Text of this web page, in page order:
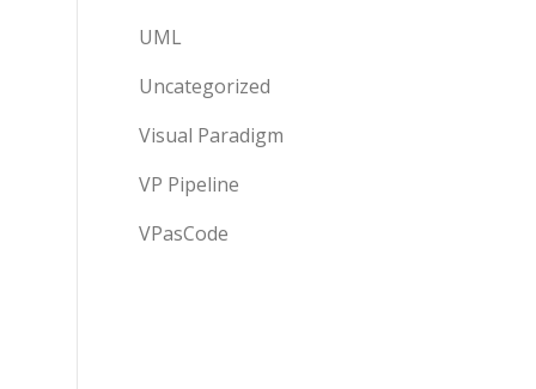
UML
Uncategorized
Visual Paradigm
VP Pipeline
VPasCode